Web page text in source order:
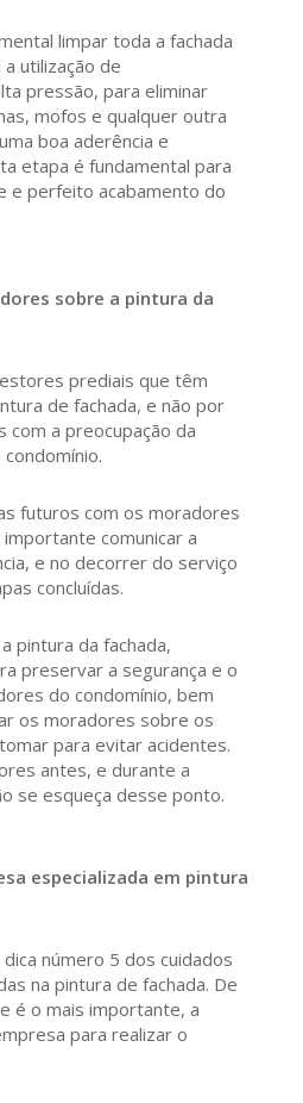
limpar toda a fachada
utilização de
pressão, para eliminar
mofos e qualquer outra
boa aderência e
etapa é fundamental para
e perfeito acabamento do
sobre a pintura da
prediais que têm
de fachada, e não por
com a preocupação da
futuros com os moradores
comunicar a
e no decorrer do serviço
concluídas.
pintura da fachada,
preservar a segurança e o
do condomínio, bem
os moradores sobre os
para evitar acidentes.
antes, e durante a
se esqueça desse ponto.
especializada em pintura
número 5 dos cuidados
na pintura de fachada. De
é o mais importante, a
para realizar o